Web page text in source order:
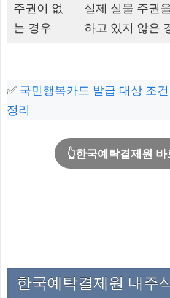
주권이 없
는 경우
실제 실물 주권
하고 있지 않은
✅ 국민행복카드 발급 대상 조
정리
👆한국예탁결제원 바
한국예탁결제원 내주